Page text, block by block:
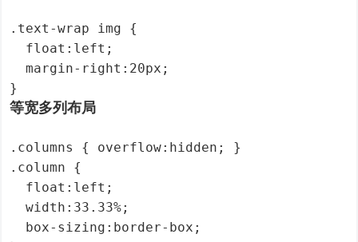
.text-wrap img {
  float:left;
  margin-right:20px;
}
等宽多列布局
.columns { overflow:hidden; }
.column {
  float:left;
  width:33.33%;
  box-sizing:border-box;